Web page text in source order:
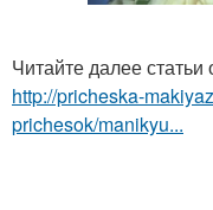
Читайте далее
http://pricheska-
prichesok/manikyu...